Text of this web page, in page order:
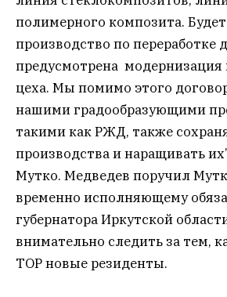
полимерного композита.
производство по переработке
предусмотрена модернизация
цеха. Мы помимо этого
нашими градообразующими
такими как РЖД, также
производства и наращивать
Мутко. Медведев поручил
временно исполняющему
губернатора Иркутской
внимательно следить за тем,
ТОР новые резиденты.